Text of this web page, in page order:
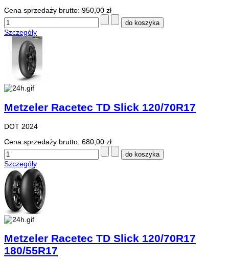
Cena sprzedaży brutto: 950,00 zł
Szczegóły
Metzeler Racetec TD Slick 120/70R17
DOT 2024
Cena sprzedaży brutto: 680,00 zł
Szczegóły
Metzeler Racetec TD Slick 120/70R17
180/55R17